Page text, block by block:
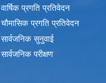
वार्षिक प्रगति प्रतिवेदन
चौमासिक प्रगति प्रतिवेदन
सार्वजनिक सुनुवाई
सार्वजनिक परीक्षण